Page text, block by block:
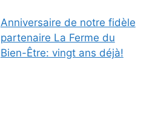
Anniversaire de notre fidèle
partenaire La Ferme du
Bien-Être: vingt ans déjà!